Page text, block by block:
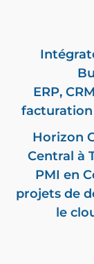
ERP,
Horizon
Central à
PMI en
projets de
le